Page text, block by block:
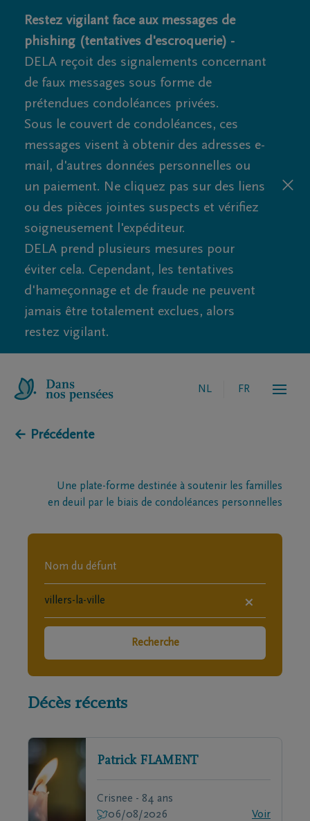
Restez vigilant face aux messages de
phishing (tentatives d'escroquerie) -
DELA reçoit des signalements concernant
de faux messages sous forme de
prétendues condoléances privées.
Sous le couvert de condoléances, ces
messages visent à obtenir des adresses e-
mail, d'autres données personnelles ou
un paiement. Ne cliquez pas sur des liens
ou des pièces jointes suspects et vérifiez
soigneusement l'expéditeur.
DELA prend plusieurs mesures pour
éviter cela. Cependant, les tentatives
d'hameçonnage et de fraude ne peuvent
jamais être totalement exclues, alors
restez vigilant.
NL FR
← Précédente
Une plate-forme destinée à soutenir les familles
en deuil par le biais de condoléances personnelles
×
Recherche
Décès récents
Patrick FLAMENT
Crisnee - 84 ans
06/08/2026
Voir